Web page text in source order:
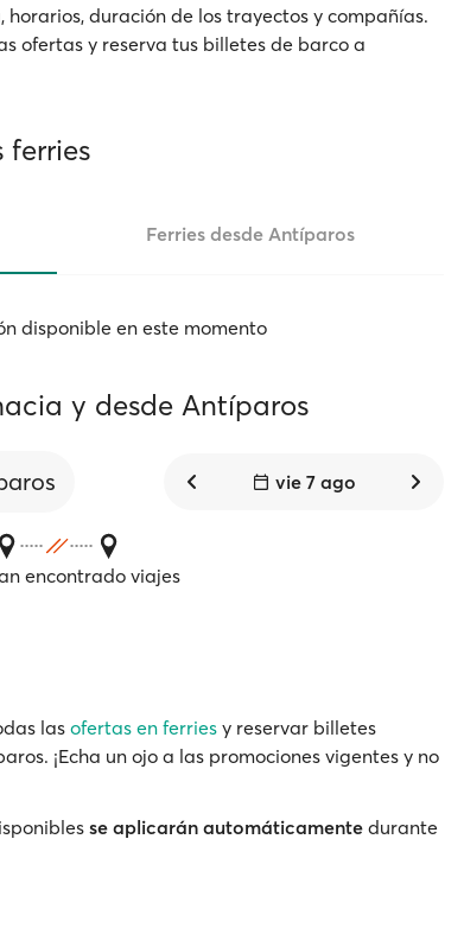
duración de los trayectos y compañías.
ofertas y reserva tus billetes de barco a
ferries
Ferries desde Antíparos
disponible en este momento
y desde Antíparos
vie 7 ago
encontrado viajes
las ofertas en ferries y reservar billetes
¡Echa un ojo a las promociones vigentes y no
se aplicarán automáticamente durante